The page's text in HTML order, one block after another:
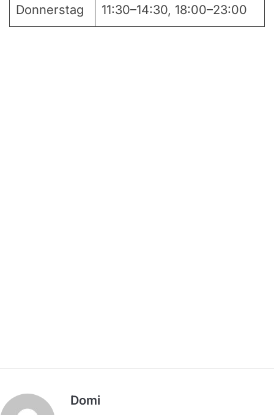
Donnerstag 11:30–14:30, 18:00–23:00
Domi